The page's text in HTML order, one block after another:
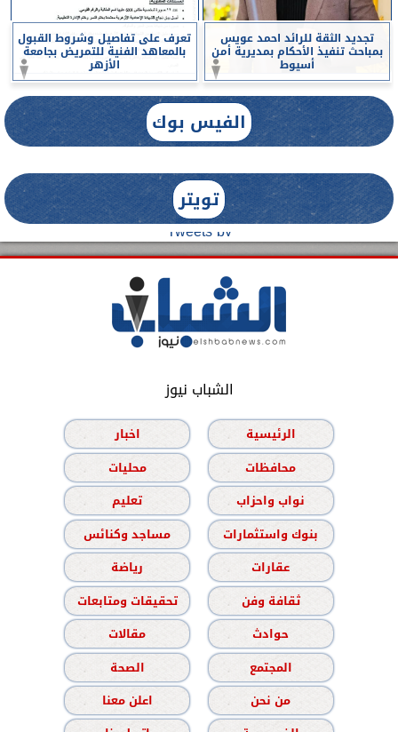
تجديد الثقة للرائد احمد عويس
بمباحث تنفيذ الأحكام بمديرية أمن
أسيوط
تعرف على تفاصيل وشروط القبول
بالمعاهد الفنية للتمريض بجامعة
الأزهر
الفيس بوك
تويتر
Tweets by
الشباب نيوز
الرئيسية
اخبار
محافظات
محليات
نواب واحزاب
تعليم
بنوك واستثمارات
مساجد وكنائس
عقارات
رياضة
ثقافة وفن
تحقيقات ومتابعات
حوادث
مقالات
المجتمع
الصحة
من نحن
اعلن معنا